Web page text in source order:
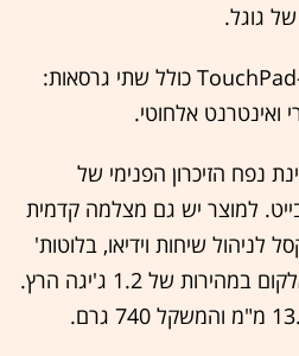
גוגל.
מבחינת נתונים טכניים, ה-TouchPad כולל שתי גרסאות:
נפח הזיכרון הפנימי של
או 32 ג'יגה-בייט. למוצר יש גם מצלמה קדמית
1.3 מגה-פיקסל לניהול שיחות וידיאו, בלוטות'
ומעבד סנאפדרגון של קוואלקום במהירות של 1.2 ג'יגה הרץ.